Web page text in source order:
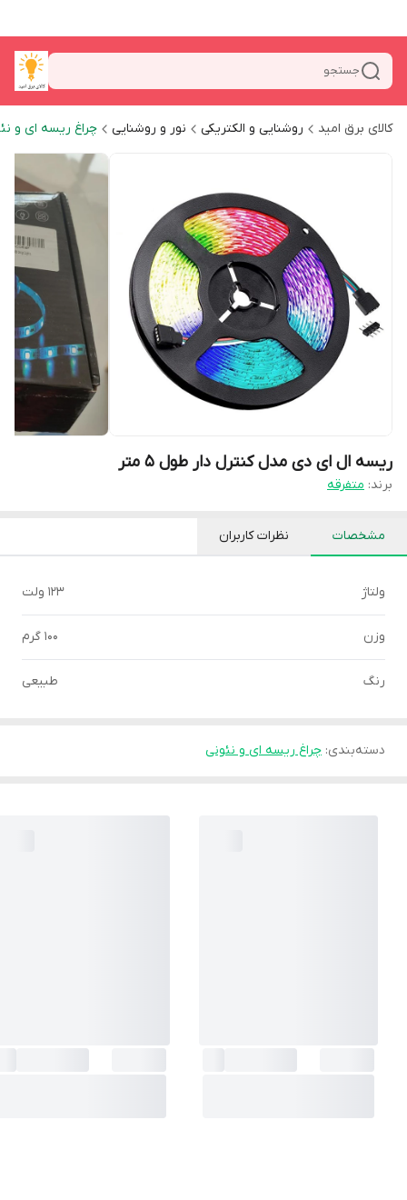
جستجو
کالای برق امید روشنایی و الکتریکی نور و روشنایی چراغ ریسه ای و
ریسه ال ای دی مدل کنترل دار طول 5 متر
برند: متفرقه
مشخصات نظرات کاربران
ولتاژ 123 ولت
وزن 100 گرم
رنگ طبیعی
دسته‌بندی: چراغ ریسه ای و نئونی